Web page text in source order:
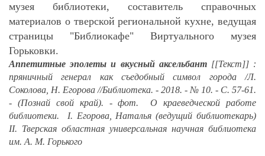
музея библиотеки, составитель справочных
материалов о тверской региональной кухне, ведущая
страницы "Библиокафе" Виртуального музея
Горьковки.
Аппетитные эполеты и вкусный аксельбант [[Текст]] :
пряничный генерал как съедобный символ города /Л.
Соколова, Н. Егорова //Библиотека. - 2018. - № 10. - С. 57-61.
- (Познай свой край). - фот. О краеведческой работе
библиотеки. I. Егорова, Наталья (ведущий библиотекарь)
II. Тверская областная универсальная научная библиотека
им. А. М. Горького